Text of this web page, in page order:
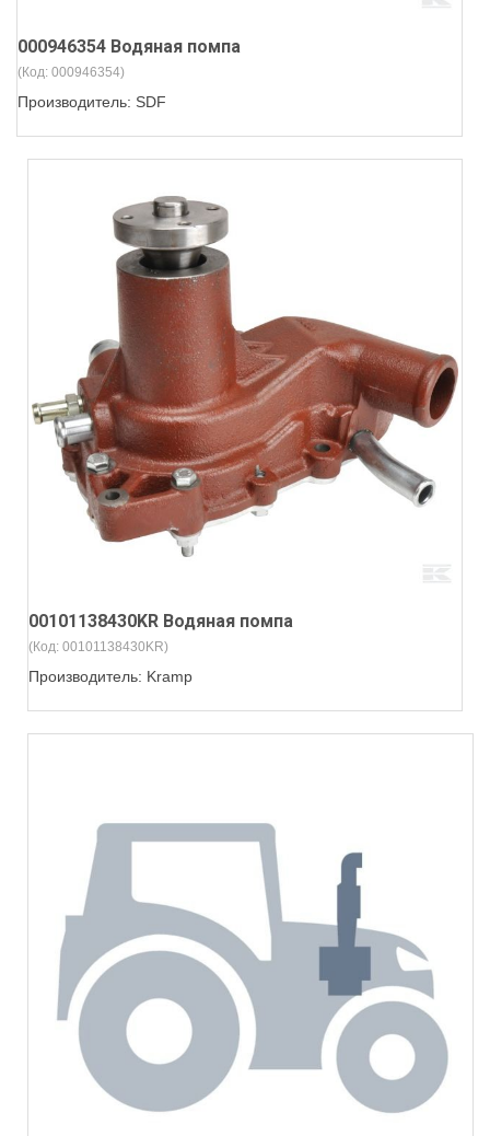
000946354 Водяная помпа
(Код: 000946354)
Производитель: SDF
00101138430KR Водяная помпа
(Код: 00101138430KR)
Производитель: Kramp